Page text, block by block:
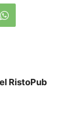
RistoPub